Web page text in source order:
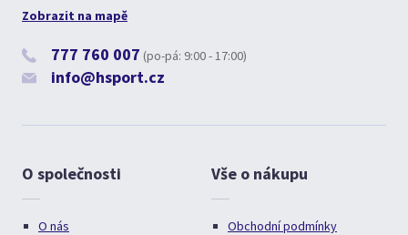
Zobrazit na mapě
777 760 007 (po-pá: 9:00 - 17:00)
info@hsport.cz
O společnosti
O nás
Vše o nákupu
Obchodní podmínky